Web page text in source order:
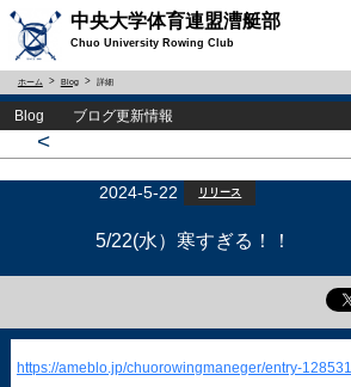
中央大学体育連盟漕艇部
Chuo University Rowing Club
ホーム Blog 詳細
Blog ブログ更新情報
<
2024-5-22 リリース
5/22(水）寒すぎる！！
https://ameblo.jp/chuorowingmaneger/entry-